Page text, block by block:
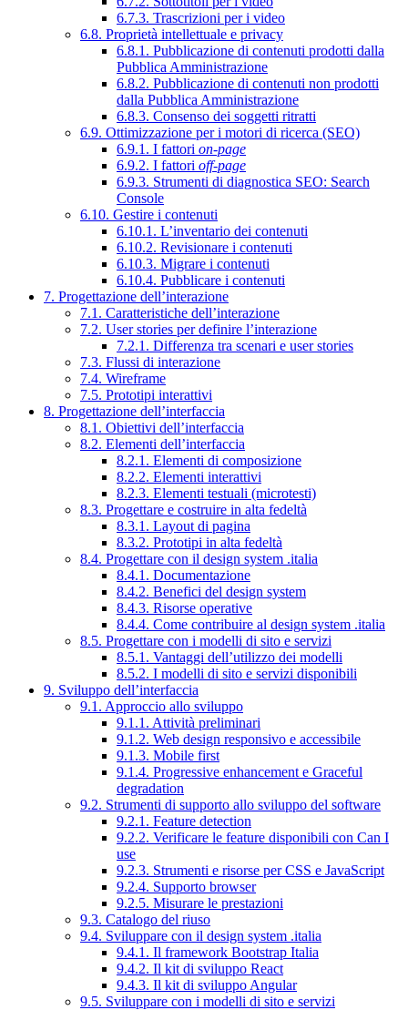
6.7.3. Trascrizioni per i video
6.8. Proprietà intellettuale e privacy
6.8.1. Pubblicazione di contenuti prodotti dalla
Pubblica Amministrazione
6.8.2. Pubblicazione di contenuti non prodotti
dalla Pubblica Amministrazione
6.8.3. Consenso dei soggetti ritratti
6.9. Ottimizzazione per i motori di ricerca (SEO)
6.9.1. I fattori on-page
6.9.2. I fattori off-page
6.9.3. Strumenti di diagnostica SEO: Search
Console
6.10. Gestire i contenuti
6.10.1. L’inventario dei contenuti
6.10.2. Revisionare i contenuti
6.10.3. Migrare i contenuti
6.10.4. Pubblicare i contenuti
7. Progettazione dell’interazione
7.1. Caratteristiche dell’interazione
7.2. User stories per definire l’interazione
7.2.1. Differenza tra scenari e user stories
7.3. Flussi di interazione
7.4. Wireframe
7.5. Prototipi interattivi
8. Progettazione dell’interfaccia
8.1. Obiettivi dell’interfaccia
8.2. Elementi dell’interfaccia
8.2.1. Elementi di composizione
8.2.2. Elementi interattivi
8.2.3. Elementi testuali (microtesti)
8.3. Progettare e costruire in alta fedeltà
8.3.1. Layout di pagina
8.3.2. Prototipi in alta fedeltà
8.4. Progettare con il design system .italia
8.4.1. Documentazione
8.4.2. Benefici del design system
8.4.3. Risorse operative
8.4.4. Come contribuire al design system .italia
8.5. Progettare con i modelli di sito e servizi
8.5.1. Vantaggi dell’utilizzo dei modelli
8.5.2. I modelli di sito e servizi disponibili
9. Sviluppo dell’interfaccia
9.1. Approccio allo sviluppo
9.1.1. Attività preliminari
9.1.2. Web design responsivo e accessibile
9.1.3. Mobile first
9.1.4. Progressive enhancement e Graceful
degradation
9.2. Strumenti di supporto allo sviluppo del software
9.2.1. Feature detection
9.2.2. Verificare le feature disponibili con Can I
use
9.2.3. Strumenti e risorse per CSS e JavaScript
9.2.4. Supporto browser
9.2.5. Misurare le prestazioni
9.3. Catalogo del riuso
9.4. Sviluppare con il design system .italia
9.4.1. Il framework Bootstrap Italia
9.4.2. Il kit di sviluppo React
9.4.3. Il kit di sviluppo Angular
9.5. Sviluppare con i modelli di sito e servizi